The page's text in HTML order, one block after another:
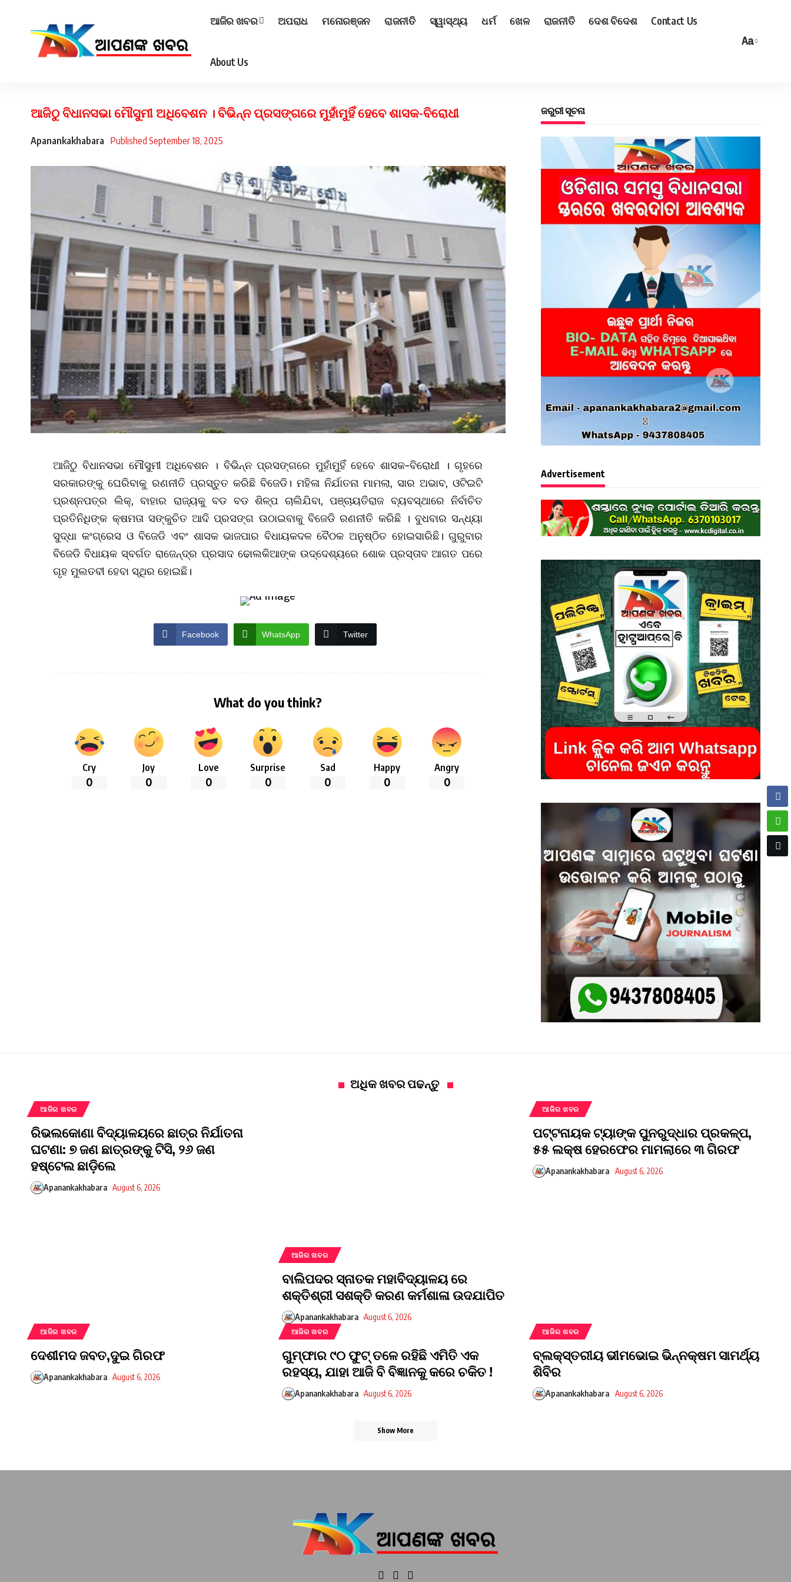
ଆଜିର ଖବର ଅପରାଧ ମନୋରଞ୍ଜନ ରାଜନୀତି ସ୍ୱାସ୍ଥ୍ୟ ଧର୍ମ ଖେଳ ରାଜନୀତି ଦେଶ ବିଦେଶ Contact Us
About Us
Aa
ଆଜିଠୁ ବିଧାନସଭା ମୌସୁମୀ ଅଧିବେଶନ । ବିଭିନ୍ନ ପ୍ରସଙ୍ଗରେ ମୁହାଁମୁହିଁ ହେବେ ଶାସକ-ବିରୋଧୀ
Apanankakhabara Published September 18, 2025
ଆଜିଠୁ ବିଧାନସଭା ମୌସୁମୀ ଅଧିବେଶନ । ବିଭିନ୍ନ ପ୍ରସଙ୍ଗରେ ମୁହାଁମୁହିଁ ହେବେ ଶାସକ-ବିରୋଧୀ । ଗୃହରେ
ସରକାରଙ୍କୁ ଘେରିବାକୁ ରଣନୀତି ପ୍ରସ୍ତୁତ କରିଛି ବିଜେଡି। ମହିଳା ନିର୍ଯାତନା ମାମଲା, ସାର ଅଭାବ, ଓଟିଇଟି
ପ୍ରଶ୍ନପତ୍ର ଲିକ୍, ବାହାର ରାଜ୍ୟକୁ ବଡ ବଡ ଶିଳ୍ପ ଚାଲିଯିବା, ପଞ୍ଚାୟତିରାଜ ବ୍ୟବସ୍ଥାରେ ନିର୍ବାଚିତ
ପ୍ରତିନିଧିଙ୍କ କ୍ଷମତା ସଙ୍କୁଚିତ ଆଦି ପ୍ରସଙ୍ଗ ଉଠାଇବାକୁ ବିଜେଡି ରଣନୀତି କରିଛି । ବୁଧବାର ସନ୍ଧ୍ୟା
ସୁଦ୍ଧା କଂଗ୍ରେସ ଓ ବିଜେଡି ଏବଂ ଶାସକ ଭାଜପାର ବିଧାୟକଦଳ ବୈଠକ ଅନୁଷ୍ଠିତ ହୋଇସାରିଛି। ଗୁରୁବାର
ବିଜେଡି ବିଧାୟକ ସ୍ବର୍ଗତ ରାଜେନ୍ଦ୍ର ପ୍ରସାଦ ଢୋଲକିଆଙ୍କ ଉଦ୍ଦେଶ୍ୟରେ ଶୋକ ପ୍ରସ୍ତାବ ଆଗତ ପରେ
ଗୃହ ମୁଲତବୀ ହେବା ସ୍ଥିର ହୋଇଛି।
Facebook WhatsApp Twitter
What do you think?
Cry
0
Joy
0
Love
0
Surprise
0
Sad
0
Happy
0
Angry
0
ଜରୁରୀ ସୂଚନା
Advertisement
ଅଧିକ ଖବର ପଢନ୍ତୁ
ଆଜିର ଖବର
ରିଭଲକୋଣା ବିଦ୍ୟାଳୟରେ ଛାତ୍ର ନିର୍ଯାତନା
ଘଟଣା: ୭ ଜଣ ଛାତ୍ରଙ୍କୁ ଟିସି, ୨୬ ଜଣ
ହଷ୍ଟେଲ ଛାଡ଼ିଲେ
Apanankakhabara August 6, 2026
ଆଜିର ଖବର
ବାଲିପଦର ସ୍ନାତକ ମହାବିଦ୍ୟାଳୟ ରେ
ଶକ୍ତିଶ୍ରୀ ସଶକ୍ତି କରଣ କର୍ମଶାଳା ଉଦଯାପିତ
Apanankakhabara August 6, 2026
ଆଜିର ଖବର
ପଟ୍ଟନାୟକ ଟ୍ୟାଙ୍କ ପୁନରୁଦ୍ଧାର ପ୍ରକଳ୍ପ,
୫୫ ଲକ୍ଷ ହେରଫେର ମାମଲାରେ ୩ ଗିରଫ
Apanankakhabara August 6, 2026
ଆଜିର ଖବର
ଦେଶୀମଦ ଜବତ,ଦୁଇ ଗିରଫ
Apanankakhabara August 6, 2026
ଆଜିର ଖବର
ଗୁମ୍ଫାର ୯୦ ଫୁଟ୍ ତଳେ ରହିଛି ଏମିତି ଏକ
ରହସ୍ୟ, ଯାହା ଆଜି ବି ବିଜ୍ଞାନକୁ କରେ ଚକିତ !
Apanankakhabara August 6, 2026
ଆଜିର ଖବର
ବ୍ଲକ୍‌ସ୍ତରୀୟ ଭୀମଭୋଇ ଭିନ୍ନକ୍ଷମ ସାମର୍ଥ୍ୟ
ଶିବିର
Apanankakhabara August 6, 2026
Show More